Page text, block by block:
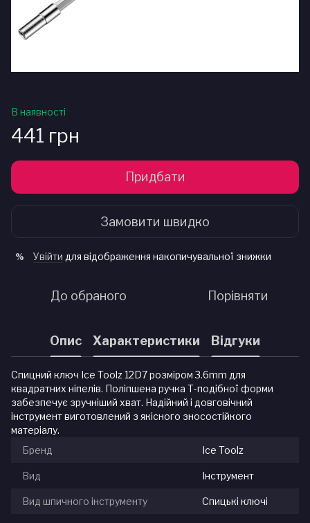
В наявності
441 грн
Придбати
Замовити швидко
% Увійти для відображення накопичувальної знижки
До обраного Порівняти
Опис Характеристики Відгуки
Спицний ключ Ice Toolz 12D7 розміром 3.6mm для
квадратних ніпелів. Поліпшена ручка Т-подібної форми
забезпечує зручніший хват. Надійний і довговічний
інструмент виготовлений з якісного зносостійкого
матеріалу.
Бренд
Ice Toolz
Вид Інструмент
Вид шпичного інструменту Спицькі ключі